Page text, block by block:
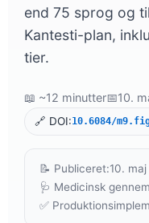
end 75 sprog og
Kantesti-plan,
tier.
📖 ~12 minutter📅10.
🔗 DOI:10.6084/
📝 Publiceret:10.
🩺 Medicinsk
✅